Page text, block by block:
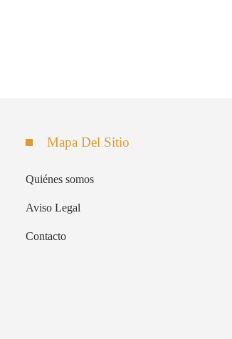
Mapa Del Sitio
Quiénes somos
Aviso Legal
Contacto